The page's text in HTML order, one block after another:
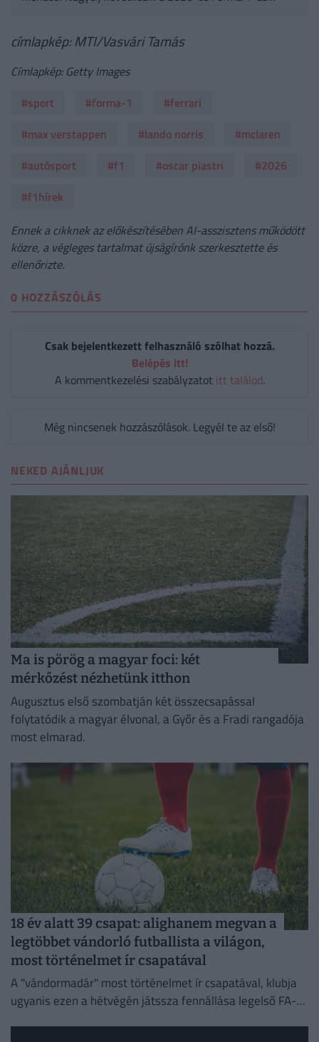
címlapkép: MTI/Vasvári Tamás
Címlapkép: Getty Images
#sport
#forma-1
#ferrari
#max verstappen
#lando norris
#mclaren
#autósport
#f1 #oscar piastri
#2026
#f1hírek
Ennek a cikknek az előkészítésében AI-asszisztens működött
közre, a végleges tartalmat újságírónk szerkesztette és
ellenőrizte.
0 HOZZÁSZÓLÁS
Csak bejelentkezett felhasználó szólhat hozzá.
Belépés itt!
A kommentkezelési szabályzatot itt találod.
Még nincsenek hozzászólások. Legyél te az első!
NEKED AJÁNLJUK
Ma is pörög a magyar foci: két
mérkőzést nézhetünk itthon
Augusztus első szombatján két összecsapással
folytatódik a magyar élvonal, a Győr és a Fradi rangadója
most elmarad.
18 év alatt 39 csapat: alighanem megvan a
legtöbbet vándorló futballista a világon,
most történelmet ír csapatával
A "vándormadár" most történelmet ír csapatával, klubja
ugyanis ezen a hétvégén játssza fennállása legelső FA-